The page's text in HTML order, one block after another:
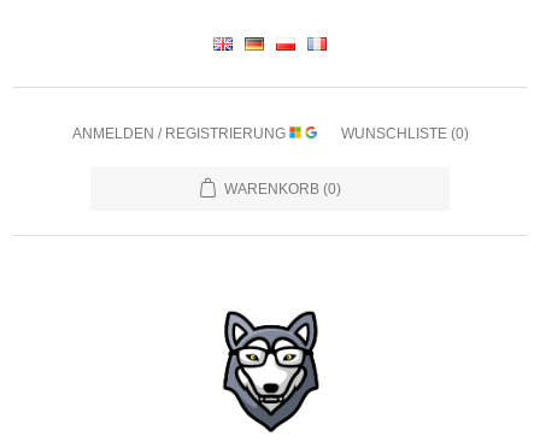
ANMELDEN / REGISTRIERUNG WUNSCHLISTE (0)
WARENKORB (0)